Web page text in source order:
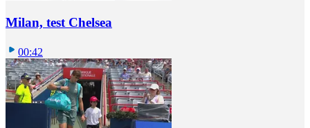
Milan, test Chelsea
00:42